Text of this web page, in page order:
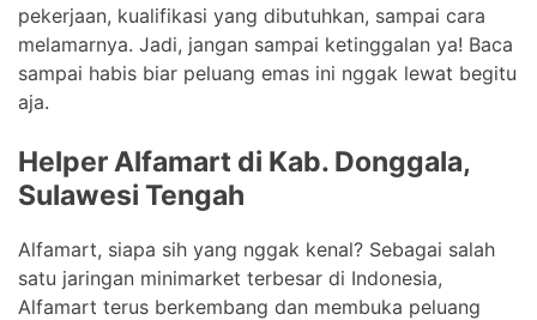
pekerjaan, kualifikasi yang dibutuhkan, sampai cara
melamarnya. Jadi, jangan sampai ketinggalan ya! Baca
sampai habis biar peluang emas ini nggak lewat begitu
aja.
Helper Alfamart di Kab. Donggala,
Sulawesi Tengah
Alfamart, siapa sih yang nggak kenal? Sebagai salah
satu jaringan minimarket terbesar di Indonesia,
Alfamart terus berkembang dan membuka peluang